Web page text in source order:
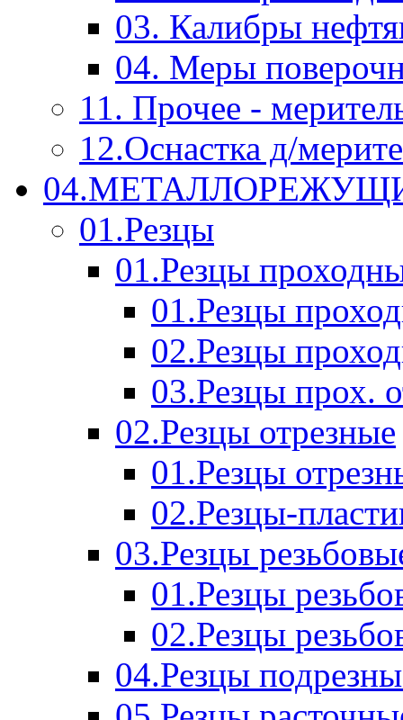
03. Калибры
04. Меры
11. Прочее -
12.Оснастка д/
01.Резцы
01.Резцы
01.Резцы
02.Резцы
03.Резцы прох.
02.Резцы отрезные
01.Резцы
02.Резцы-
03.Резцы
01.Резцы
02.Резцы
04.Резцы